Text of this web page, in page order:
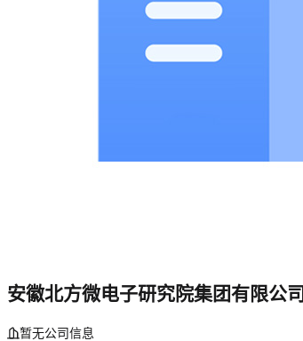
安徽北方微电子研究院集团有限公司
暂无公司信息